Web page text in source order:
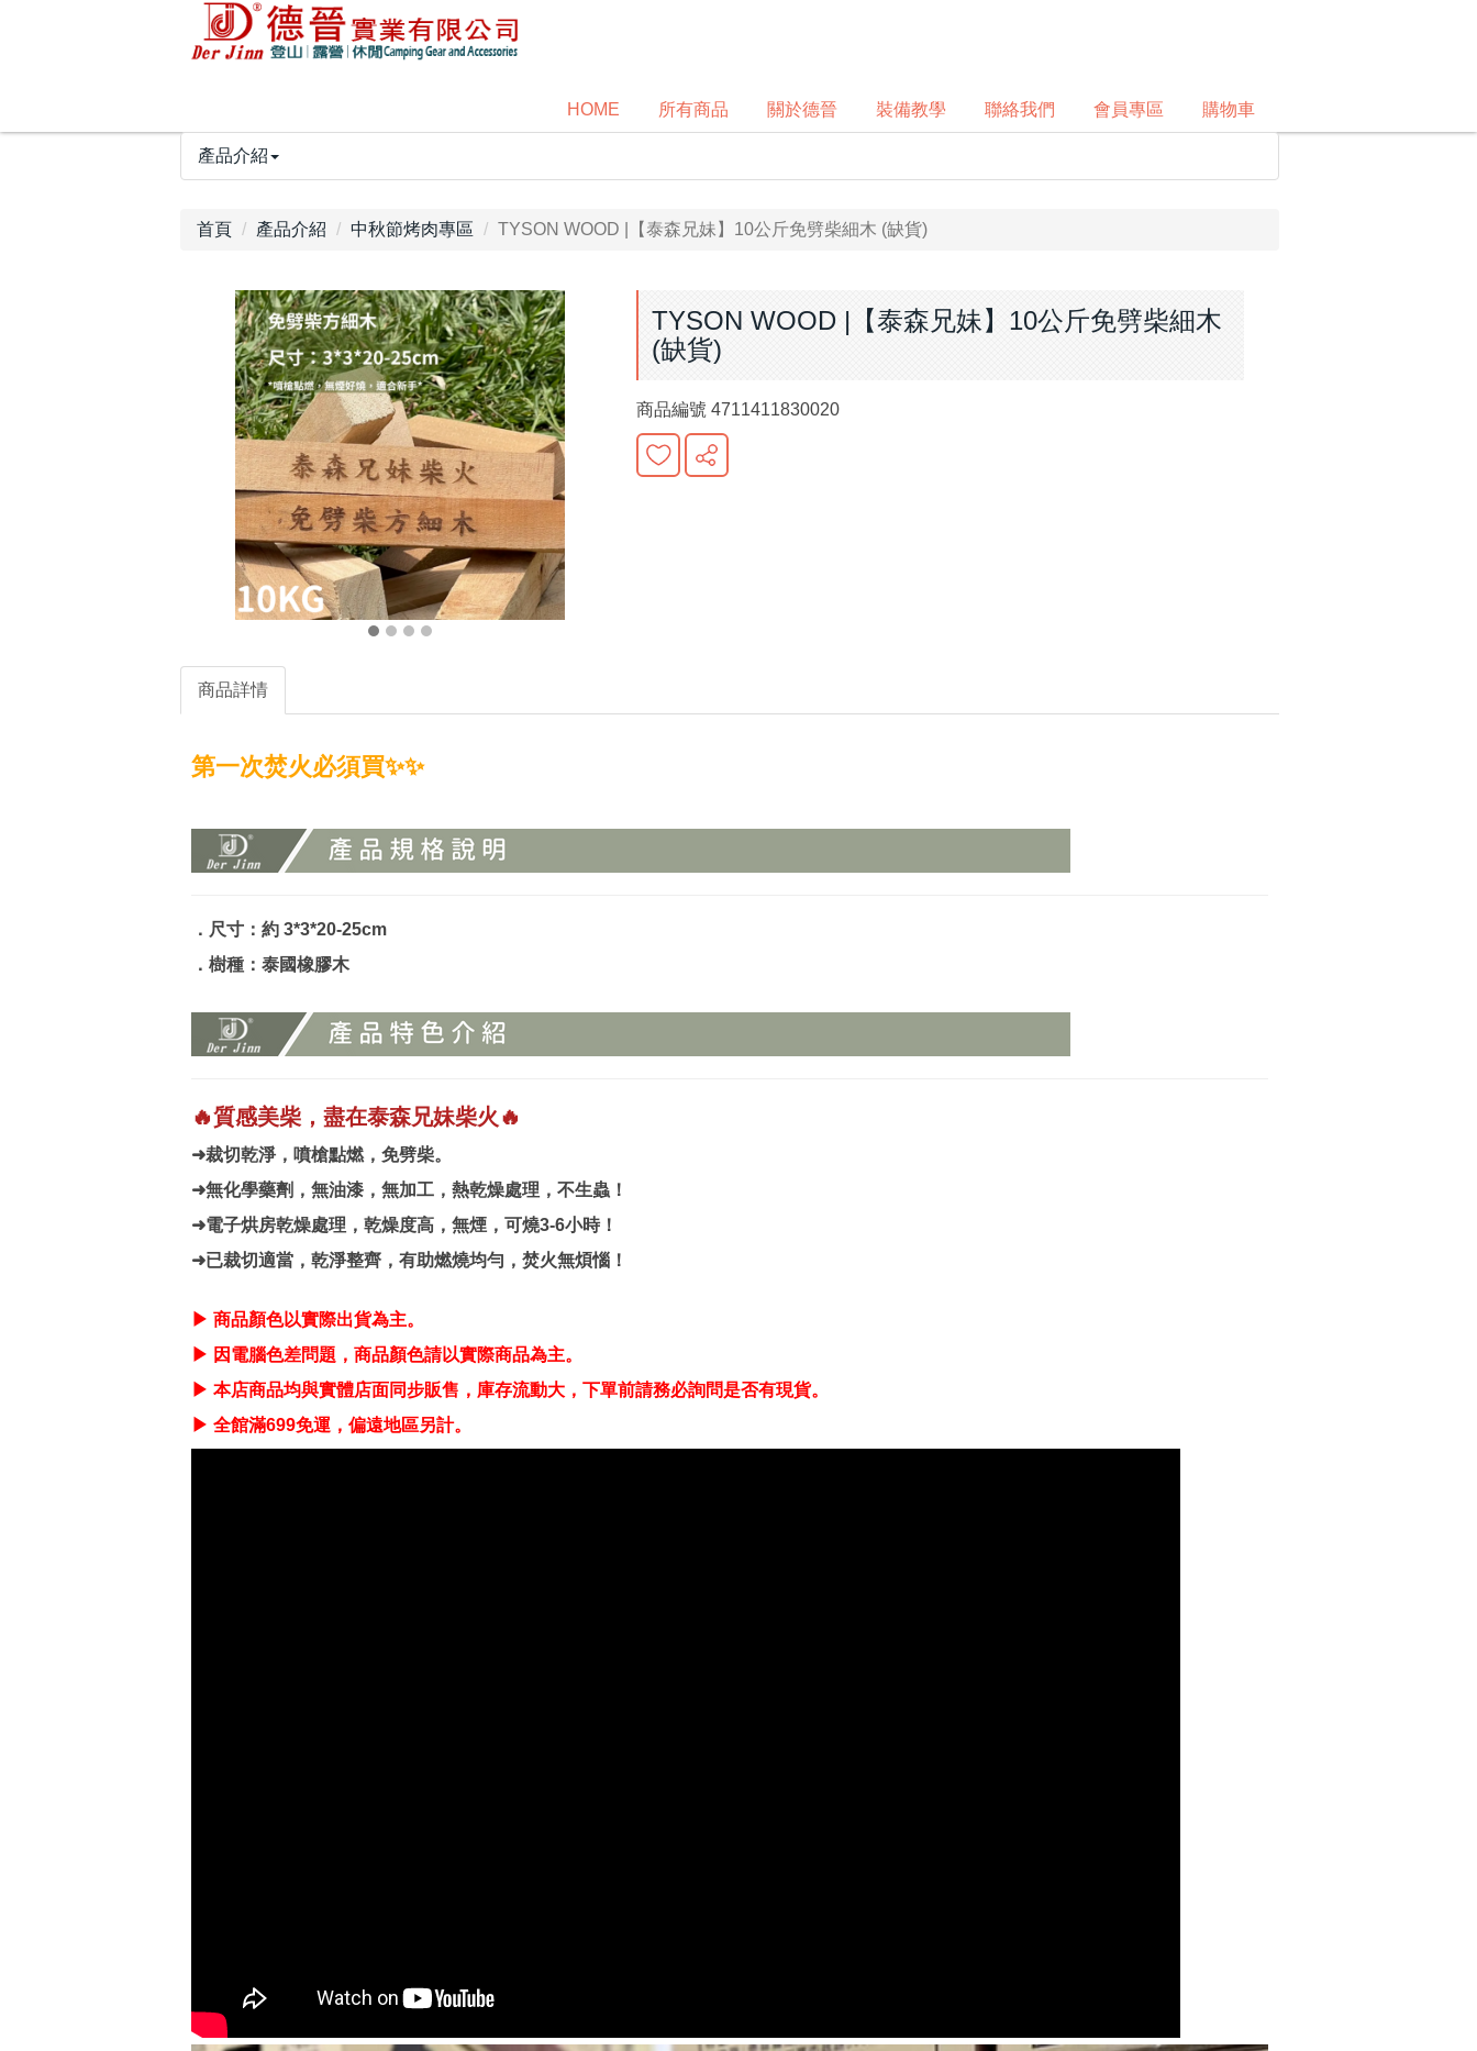
HOME 所有商品 關於德晉 裝備教學 聯絡我們 會員專區 購物車
產品介紹
首頁 產品介紹 中秋節烤肉專區 TYSON WOOD |【泰森兄妹】10公斤免劈柴細木 (缺貨)
TYSON WOOD |【泰森兄妹】10公斤免劈柴細木
(缺貨)
商品編號 4711411830020
商品詳情
第一次焚火必須買✨✨
．尺寸：約 3*3*20-25cm
．樹種：泰國橡膠木
🔥質感美柴，盡在泰森兄妹柴火🔥
➜裁切乾淨，噴槍點燃，免劈柴。
➜無化學藥劑，無油漆，無加工，熱乾燥處理，不生蟲！
➜電子烘房乾燥處理，乾燥度高，無煙，可燒3-6小時！
➜已裁切適當，乾淨整齊，有助燃燒均勻，焚火無煩惱！
▶ 商品顏色以實際出貨為主。
▶ 因電腦色差問題，商品顏色請以實際商品為主。
▶ 本店商品均與實體店面同步販售，庫存流動大，下單前請務必詢問是否有現貨。
▶ 全館滿699免運，偏遠地區另計。